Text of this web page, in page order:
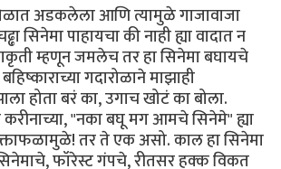
अडकलेला आणि त्यामुळे गाजावाजा
सिनेमा पाहायचा की नाही ह्या वादात न
म्हणून जमलेच तर हा सिनेमा बघायचे
गदारोळाने माझाही
होता बरं का, उगाच खोटं का बोला.
"नका बघू मग आमचे सिनेमे" ह्या
तर ते एक असो. काल हा सिनेमा
फॉरेस्ट गंपचे, रीतसर हक्क विकत